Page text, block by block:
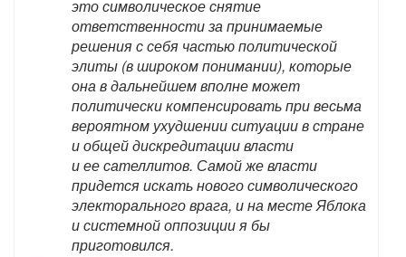
это символическое снятие
ответственности за принимаемые
решения с себя частью политической
элиты (в широком понимании), которые
она в дальнейшем вполне может
политически компенсировать при весьма
вероятном ухудшении ситуации в стране
и общей дискредитации власти
и ее сателлитов. Самой же власти
придется искать нового символического
электорального врага, и на месте Яблока
и системной оппозиции я бы
приготовился.